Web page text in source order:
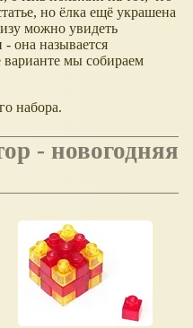
но ёлка ещё украшена
можно увидеть
она называется
мы собираем
набора.